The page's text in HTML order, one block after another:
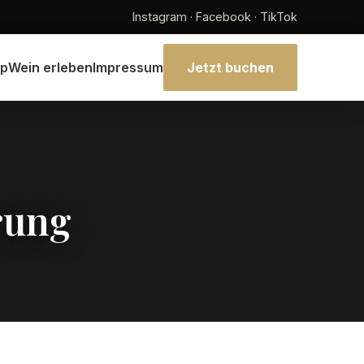
Instagram · Facebook · TikTok
Wein erlebenImpressum Jetzt buchen